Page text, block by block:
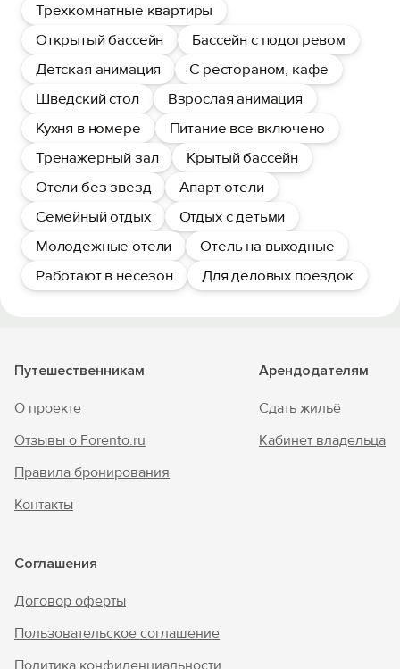
Трехкомнатные квартиры
Открытый бассейн
Бассейн с подогревом
Детская анимация
С рестораном, кафе
Шведский стол
Взрослая анимация
Кухня в номере
Питание все включено
Тренажерный зал
Крытый бассейн
Отели без звезд
Апарт-отели
Семейный отдых
Отдых с детьми
Молодежные отели
Отель на выходные
Работают в несезон
Для деловых поездок
Путешественникам
О проекте
Отзывы о Forento.ru
Правила бронирования
Контакты
Арендодателям
Сдать жильё
Кабинет владельца
Соглашения
Договор оферты
Пользовательское соглашение
Политика конфиденциальности